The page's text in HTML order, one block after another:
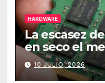
HARDWARE
La escasez
en seco el
de PCs
10 JULIO, 2026